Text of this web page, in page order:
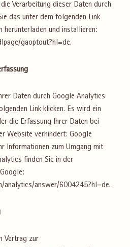
Verarbeitung dieser Daten durch
das unter dem folgenden Link
und installieren:
gaoptout?hl=de.
Daten durch Google Analytics
Link klicken. Es wird ein
die Erfassung Ihrer Daten bei
Website verhindert: Google
Informationen zum Umgang mit
finden Sie in der
analytics/answer/6004245?hl=de.
Vertrag zur